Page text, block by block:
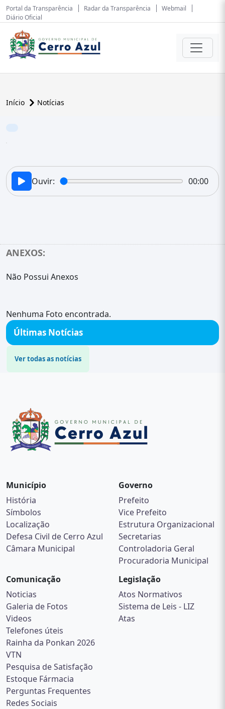
Portal da Transparência Radar da Transparência
Webmail
Diário Oficial
Início Notícias
Ouvir: 00:00
ANEXOS:
Não Possui Anexos
Nenhuma Foto encontrada.
Últimas Notícias
Ver todas as notícias
Município
História
Símbolos
Localização
Defesa Civil de Cerro Azul
Câmara Municipal
Governo
Prefeito
Vice Prefeito
Estrutura Organizacional
Secretarias
Controladoria Geral
Procuradoria Municipal
Comunicação
Noticias
Galeria de Fotos
Videos
Telefones úteis
Rainha da Ponkan 2026
VTN
Pesquisa de Satisfação
Estoque Fármacia
Perguntas Frequentes
Redes Sociais
Legislação
Atos Normativos
Sistema de Leis - LIZ
Atas